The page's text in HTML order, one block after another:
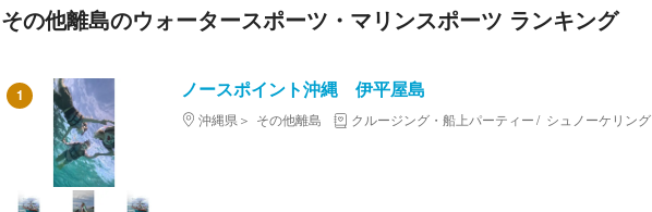
その他離島のウォータースポーツ・マリンスポーツ ランキング
1 ノースポイント沖縄 伊平屋島
沖縄県 その他離島 クルージング・船上パーティー シュノーケリング